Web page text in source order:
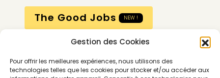
Gestion des Cookies
Pour offrir les meilleures expériences, nous utilisons des
technologies telles que les cookies pour stocker et/ou accéder aux
The Good Jobs
NEW !
Compte
Calendrier